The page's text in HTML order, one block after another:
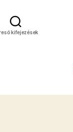
kifejezések